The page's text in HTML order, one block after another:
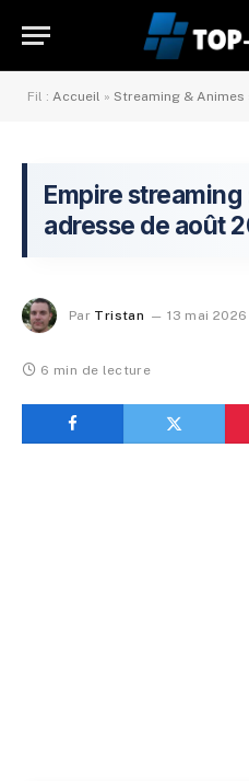
Fil : Accueil » Streaming & Animes
Empire
adresse de août
Par Tristan 13 mai 2026
6 min de lecture